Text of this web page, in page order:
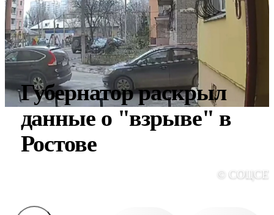
Губернатор раскрыл
данные о "взрыве" в
Ростове
©